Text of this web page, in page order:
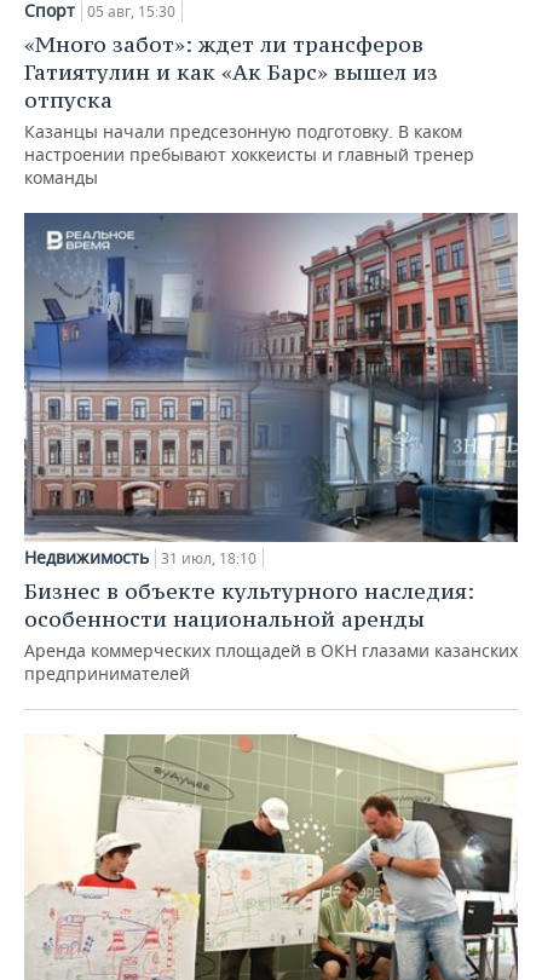
Спорт 05 авг, 15:30
«Много забот»: ждет ли трансферов
Гатиятулин и как «Ак Барс» вышел из
отпуска
Казанцы начали предсезонную подготовку. В каком
настроении пребывают хоккеисты и главный тренер
команды
Недвижимость 31 июл, 18:10
Бизнес в объекте культурного наследия:
особенности национальной аренды
Аренда коммерческих площадей в ОКН глазами казанских
предпринимателей